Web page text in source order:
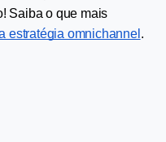
Saiba o que mais
estratégia omnichannel .